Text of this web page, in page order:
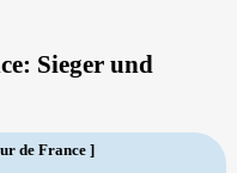
Sieger und
de France ]